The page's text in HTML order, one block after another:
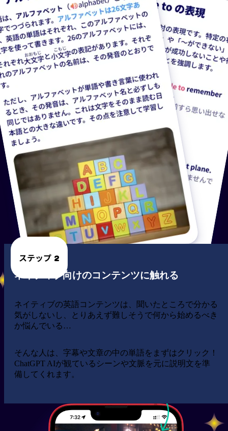
ネイティブ向けのコンテンツに触れる
ネイティブの英語コンテンツは、聞いたところで分かる
気がしないし、とりあえず難しそうで何から始めるべき
か悩んでいる…
そんな人は、字幕や文章の中の単語をまずはクリック！
ChatGPT AIが観ているシーンや文脈を元に説明文を準
備してくれます。
ステップ 2